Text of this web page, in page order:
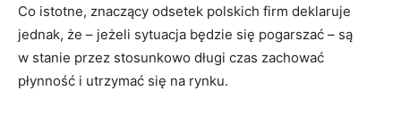
Co istotne, znaczący odsetek polskich firm deklaruje
jednak, że – jeżeli sytuacja będzie się pogarszać – są
w stanie przez stosunkowo długi czas zachować
płynność i utrzymać się na rynku.